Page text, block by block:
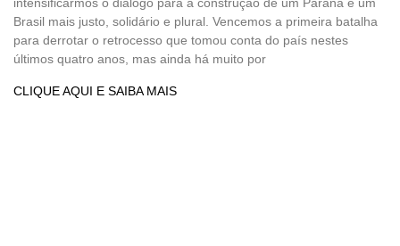
Brasil mais justo, solidário e plural. Vencemos a primeira batalha
para derrotar o retrocesso que tomou conta do país nestes
últimos quatro anos, mas ainda há muito por
CLIQUE AQUI E SAIBA MAIS